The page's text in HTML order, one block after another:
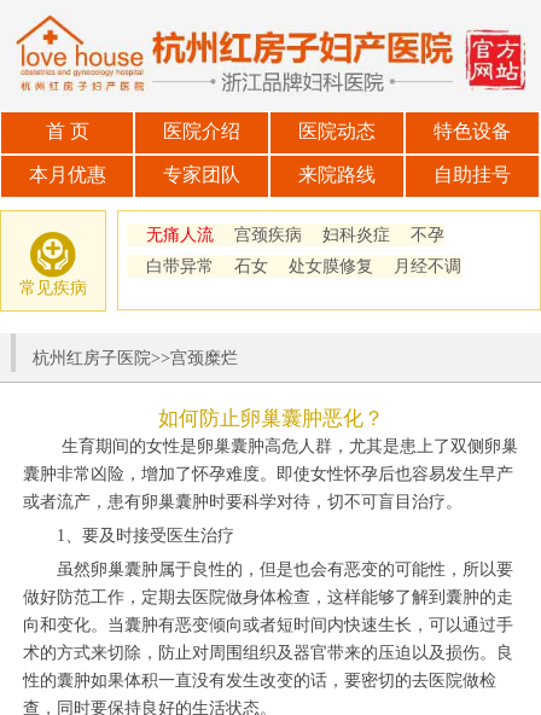
首 页 医院介绍 医院动态 特色设备
本月优惠 专家团队 来院路线 自助挂号
常见疾病
无痛人流 宫颈疾病 妇科炎症
不孕
白带异常
石女 处女膜修复 月经不调
杭州红房子医院>>宫颈糜烂
如何防止卵巢囊肿恶化？
生育期间的女性是卵巢囊肿高危人群，尤其是患上了双侧卵巢
囊肿非常凶险，增加了怀孕难度。即使女性怀孕后也容易发生早产
或者流产，患有卵巢囊肿时要科学对待，切不可盲目治疗。
1、要及时接受医生治疗
虽然卵巢囊肿属于良性的，但是也会有恶变的可能性，所以要
做好防范工作，定期去医院做身体检查，这样能够了解到囊肿的走
向和变化。当囊肿有恶变倾向或者短时间内快速生长，可以通过手
术的方式来切除，防止对周围组织及器官带来的压迫以及损伤。良
性的囊肿如果体积一直没有发生改变的话，要密切的去医院做检
查，同时要保持良好的生活状态。